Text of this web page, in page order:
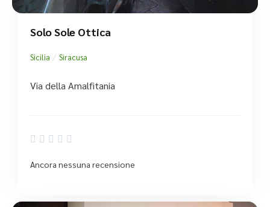
Solo Sole Ottica
Sicilia / Siracusa
Via della Amalfitania
    
Ancora nessuna recensione